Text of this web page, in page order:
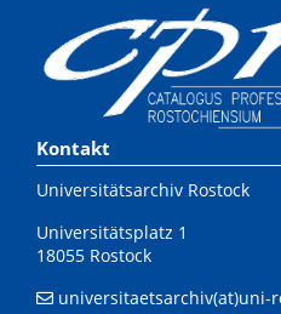
Kontakt
Universitätsarchiv Rostock
Universitätsplatz 1
18055 Rostock
universitaetsarchiv(at)uni-